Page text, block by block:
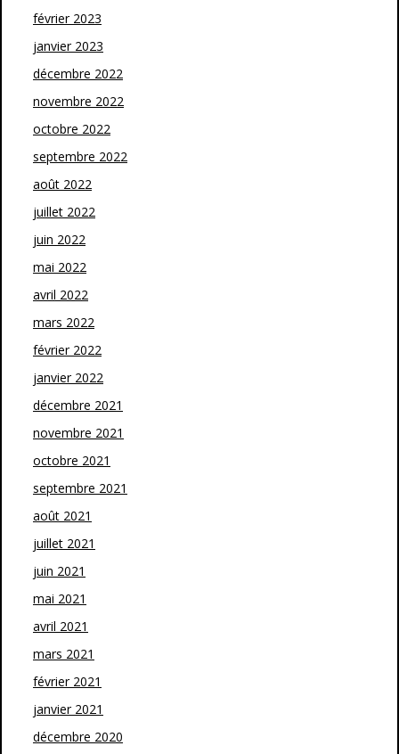
février 2023
janvier 2023
décembre 2022
novembre 2022
octobre 2022
septembre 2022
août 2022
juillet 2022
juin 2022
mai 2022
avril 2022
mars 2022
février 2022
janvier 2022
décembre 2021
novembre 2021
octobre 2021
septembre 2021
août 2021
juillet 2021
juin 2021
mai 2021
avril 2021
mars 2021
février 2021
janvier 2021
décembre 2020